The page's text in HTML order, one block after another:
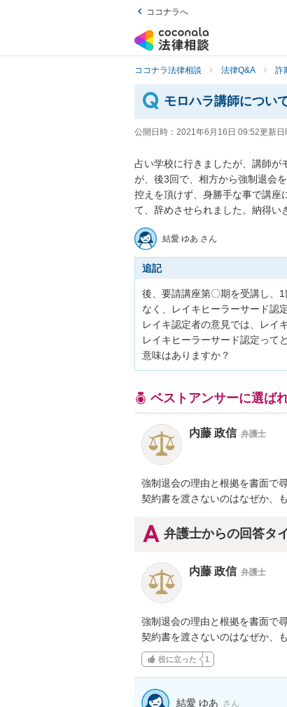
ココナラへ
ココナラ法律相談 法律Q&A 詐
モロハラ講師につい
公開日時： 2021年6月16日 09:52更新日
占い学校に行きましたが、講師が
が、後3回で、相方から強制退会
控えを頂けず、身勝手な事で講座
て、辞めさせられました。納得い
結愛 ゆあ さん
追記
後、要請講座第〇期を受講し、
なく、レイキヒーラーサード認
レイキ認定者の意見では、レイ
レイキヒーラーサード認定って
意味はありますか？
ベストアンサーに選ば
内藤 政信 弁護士
強制退会の理由と根拠を書面で
契約書を渡さないのはなぜか、
弁護士からの回答タ
内藤 政信 弁護士
強制退会の理由と根拠を書面で
契約書を渡さないのはなぜか、
役に立った 1
結愛 ゆあ さん